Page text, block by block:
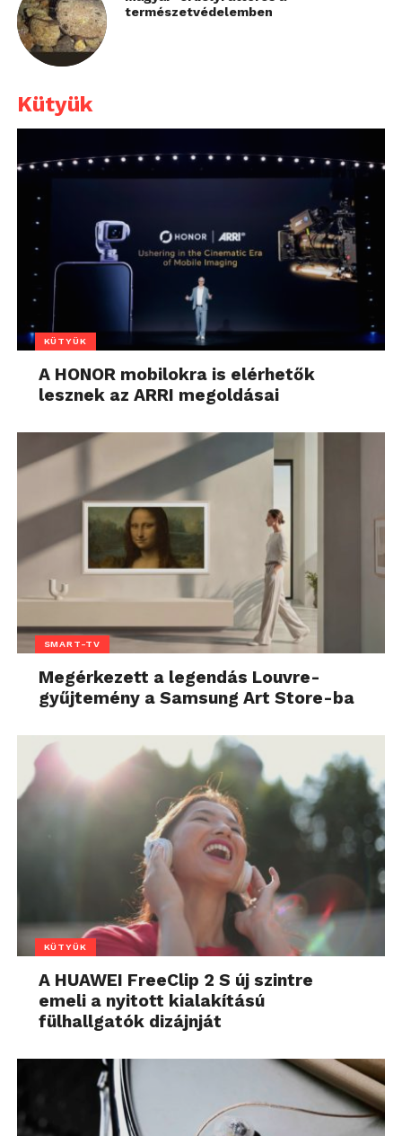
természetvédelemben
Kütyük
KÜTYÜK
A HONOR mobilokra is elérhetők
lesznek az ARRI megoldásai
SMART-TV
Megérkezett a legendás Louvre-
gyűjtemény a Samsung Art Store-ba
KÜTYÜK
A HUAWEI FreeClip 2 S új szintre
emeli a nyitott kialakítású
fülhallgatók dizájnját